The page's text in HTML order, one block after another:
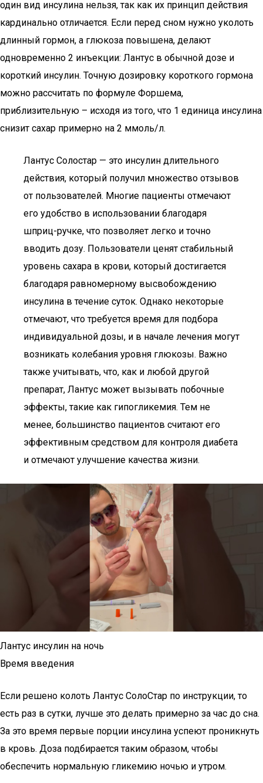
один вид инсулина нельзя, так как их принцип действия
кардинально отличается. Если перед сном нужно уколоть
длинный гормон, а глюкоза повышена, делают
одновременно 2 инъекции: Лантус в обычной дозе и
короткий инсулин. Точную дозировку короткого гормона
можно рассчитать по формуле Форшема,
приблизительную – исходя из того, что 1 единица инсулина
снизит сахар примерно на 2 ммоль/л.
Лантус Солостар — это инсулин длительного
действия, который получил множество отзывов
от пользователей. Многие пациенты отмечают
его удобство в использовании благодаря
шприц-ручке, что позволяет легко и точно
вводить дозу. Пользователи ценят стабильный
уровень сахара в крови, который достигается
благодаря равномерному высвобождению
инсулина в течение суток. Однако некоторые
отмечают, что требуется время для подбора
индивидуальной дозы, и в начале лечения могут
возникать колебания уровня глюкозы. Важно
также учитывать, что, как и любой другой
препарат, Лантус может вызывать побочные
эффекты, такие как гипогликемия. Тем не
менее, большинство пациентов считают его
эффективным средством для контроля диабета
и отмечают улучшение качества жизни.
Лантус инсулин на ночь
Время введения
Если решено колоть Лантус СолоСтар по инструкции, то
есть раз в сутки, лучше это делать примерно за час до сна.
За это время первые порции инсулина успеют проникнуть
в кровь. Доза подбирается таким образом, чтобы
обеспечить нормальную гликемию ночью и утром.